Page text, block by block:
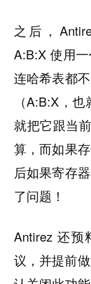
之后，
A:B:X 使用
连哈希表都
（A:B:X，
就把它跟当
算，而如果
后如果寄存
了问题！
Antirez 还预
议，并提前